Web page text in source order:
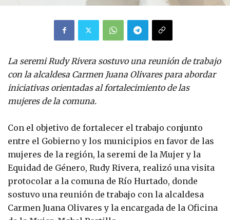
La seremi Rudy Rivera sostuvo una reunión de trabajo
con la alcaldesa Carmen Juana Olivares para abordar
iniciativas orientadas al fortalecimiento de las
mujeres de la comuna.
Con el objetivo de fortalecer el trabajo conjunto
entre el Gobierno y los municipios en favor de las
mujeres de la región, la seremi de la Mujer y la
Equidad de Género, Rudy Rivera, realizó una visita
protocolar a la comuna de Río Hurtado, donde
sostuvo una reunión de trabajo con la alcaldesa
Carmen Juana Olivares y la encargada de la Oficina